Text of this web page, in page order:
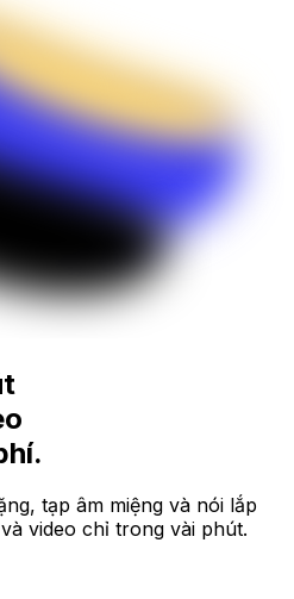
tạp âm miệng và nói lắp
video chỉ trong vài phút.